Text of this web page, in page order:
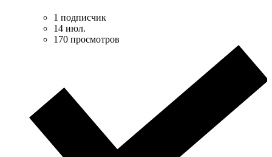
1 подписчик
14 июл.
170 просмотров